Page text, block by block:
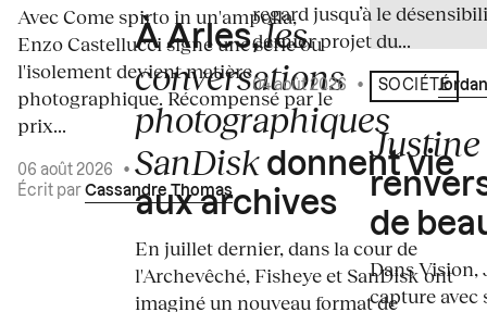
Avec Come spirto in un'ampolla,
Enzo Castellucci signe une série où
l'isolement devient matière
photographique. Récompensé par le
prix...
06 août 2026
•
Écrit par Cassandre Thomas
À Arles,les
conversations
photographiques
SanDisk donnent vie
aux archives
En juillet dernier, dans la cour de
l'Archevêché, Fisheye et SanDisk ont
imaginé un nouveau format de
regard jusqu’à le
dernier projet du...
04 août 2026 • Écrit par
SOCIÉTÉ
de
Dans
capture avec